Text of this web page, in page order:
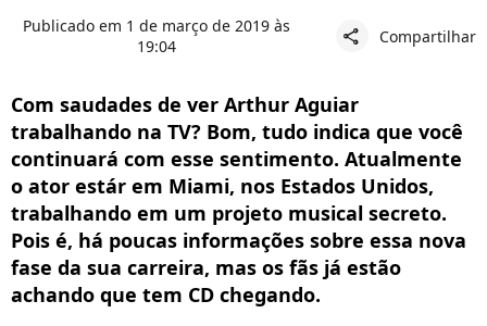
Publicado em 1 de março de 2019 às
19:04
share Compartilhar
Com saudades de ver Arthur Aguiar
trabalhando na TV? Bom, tudo indica que você
continuará com esse sentimento. Atualmente
o ator estár em Miami, nos Estados Unidos,
trabalhando em um projeto musical secreto.
Pois é, há poucas informações sobre essa nova
fase da sua carreira, mas os fãs já estão
achando que tem CD chegando.